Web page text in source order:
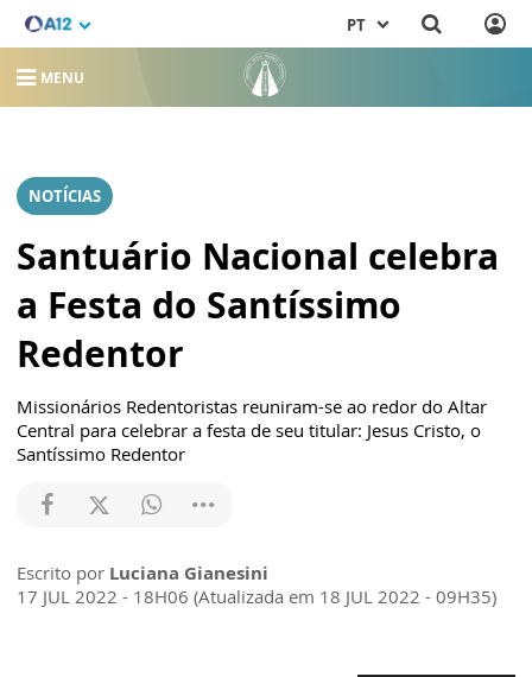
PT
MENU
NOTÍCIAS
Santuário Nacional celebra
a Festa do Santíssimo
Redentor
Missionários Redentoristas reuniram-se ao redor do Altar
Central para celebrar a festa de seu titular: Jesus Cristo, o
Santíssimo Redentor
Escrito por Luciana Gianesini
17 JUL 2022 - 18H06 (Atualizada em 18 JUL 2022 - 09H35)